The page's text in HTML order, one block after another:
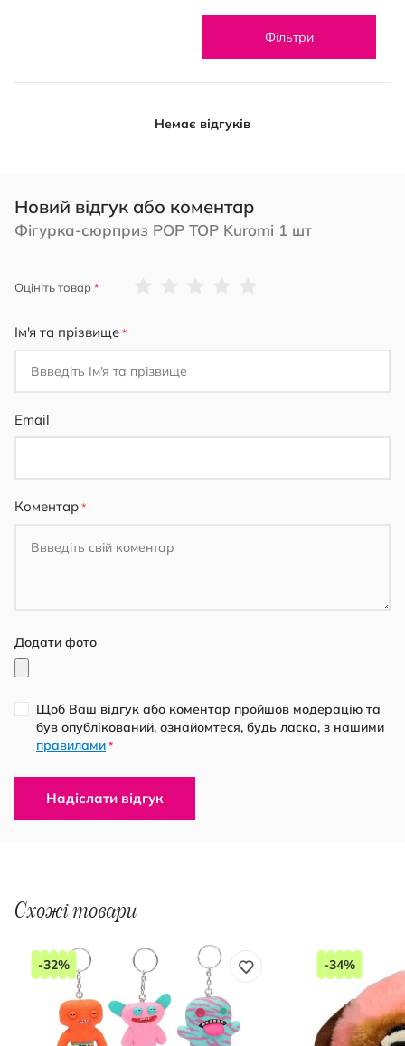
Фільтри
Немає відгуків
Новий відгук або коментар
Фігурка-сюрприз POP TOP Kuromi 1 шт
Оцініть товар
Ім'я та прізвище
Email
Коментар
Додати фото
Щоб Ваш відгук або коментар пройшов модерацію та
був опублікований, ознайомтеся, будь ласка, з нашими
правилами *
Надіслати відгук
Схожі товари
-32% -34%